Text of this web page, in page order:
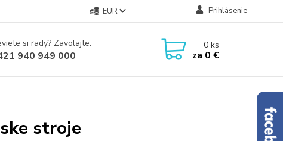
EUR Prihlásenie
si rady? Zavolajte.
940 949 000
0ks
za 0 €
stroje